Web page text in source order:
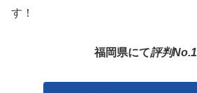
す！
福岡県にて評判No.1